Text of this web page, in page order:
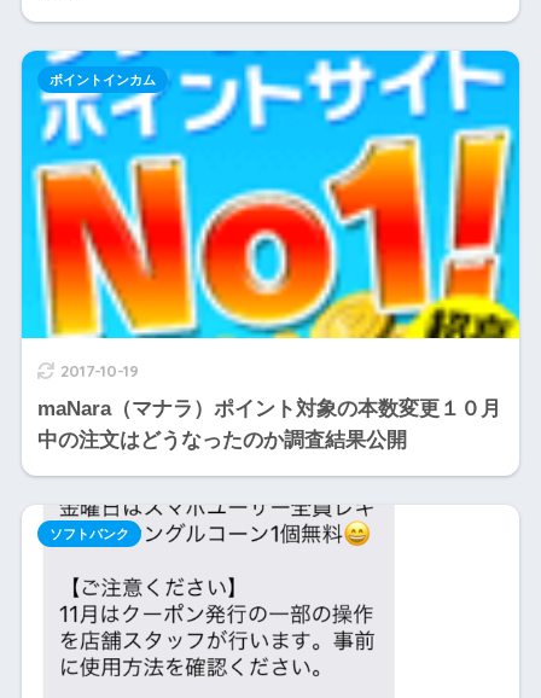
2017-10-19
maNara（マナラ）ポイント対象の本数変更１０月
中の注文はどうなったのか調査結果公開
ポイントインカム
ソフトバンク